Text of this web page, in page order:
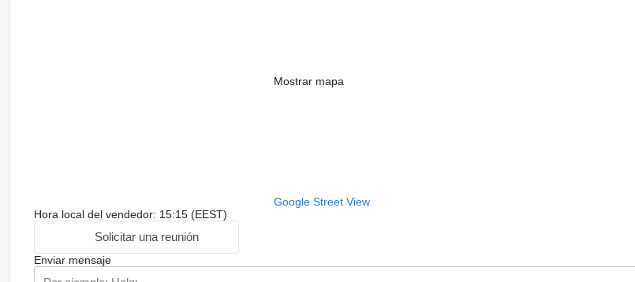
Mostrar mapa
Google Street View
Hora local del vendedor: 15:15 (EEST)
Solicitar una reunión
Enviar mensaje